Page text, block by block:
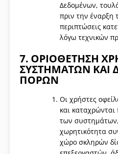
Δεδομένων,
πριν την έναρξη
περιπτώσεις
λόγω τεχνικών
7. ΟΡΙΟΘΕΤΗΣΗ
ΣΥΣΤΗΜΑΤΩΝ ΚΑΙ
ΠΟΡΩΝ
Οι χρήστες
και καταχρώνται
των
χωρητικότητα
χώρο σκληρών